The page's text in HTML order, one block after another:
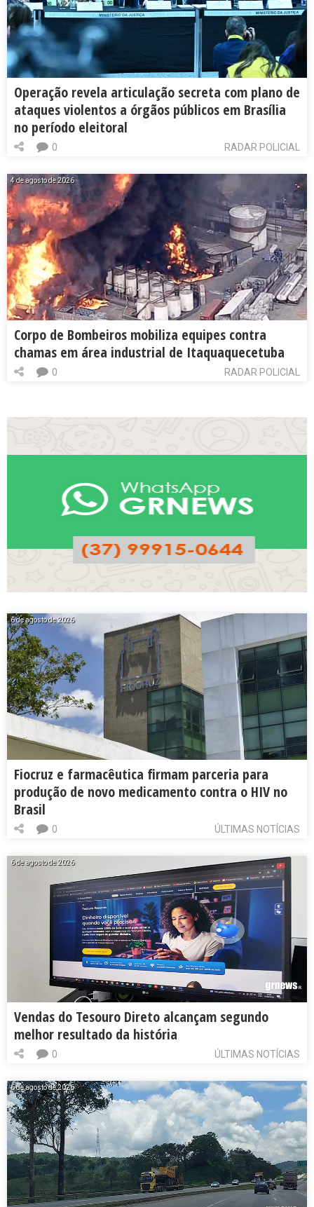
Operação revela articulação secreta com plano de
ataques violentos a órgãos públicos em Brasília
no período eleitoral
RADAR POLICIAL
0
4 de agosto de 2026
Corpo de Bombeiros mobiliza equipes contra
chamas em área industrial de Itaquaquecetuba
RADAR POLICIAL
0
6 de agosto de 2026
Fiocruz e farmacêutica firmam parceria para
produção de novo medicamento contra o HIV no
Brasil
ÚLTIMAS NOTÍCIAS
0
6 de agosto de 2026
Vendas do Tesouro Direto alcançam segundo
melhor resultado da história
ÚLTIMAS NOTÍCIAS
0
6 de agosto de 2026